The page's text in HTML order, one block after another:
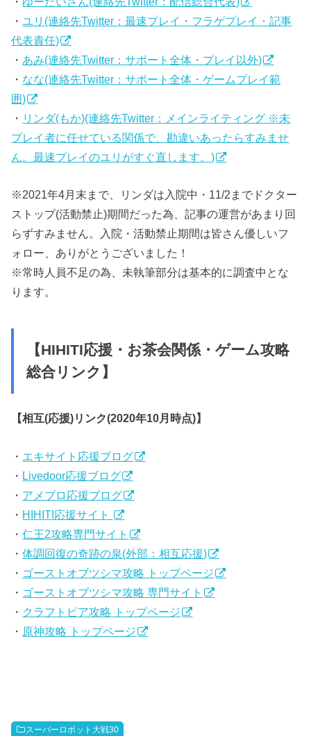
・ユリ(連絡先Twitter：最速プレイ・フラゲプレイ・記事
代表責任)
・ あみ(連絡先Twitter：サポート全体・プレイ以外)
・ なな(連絡先Twitter：サポート全体・ゲームプレイ範
囲)
・ リンダ(もか)(連絡先Twitter：メインライティング ※未
プレイ者に任せている関係で、勘違いあったらすみませ
ん。最速プレイのユリがすぐ直します。)
※2021年4月末まで、リンダは入院中・11/2までドクター
ストップ(活動禁止)期間だった為、記事の運営があまり回
らずすみません。入院・活動禁止期間は皆さん優しいフ
ォロー、ありがとうございました！
※常時人員不足の為、未執筆部分は基本的に調査中とな
ります。
【HIHITI応援・お茶会関係・ゲーム攻略
総合リンク】
【相互(応援)リンク(2020年10月時点)】
・ エキサイト応援ブログ
・ Livedoor応援ブログ
・ アメブロ応援ブログ
・ HIHITI応援サイト
・仁王2攻略専門サイト
・体調回復の奇跡の泉(外部：相互応援)
・ ゴーストオブツシマ攻略 トップページ
・ ゴーストオブツシマ攻略 専門サイト
・ クラフトピア攻略 トップページ
・ 原神攻略 トップページ
スーパーロボット大戦30